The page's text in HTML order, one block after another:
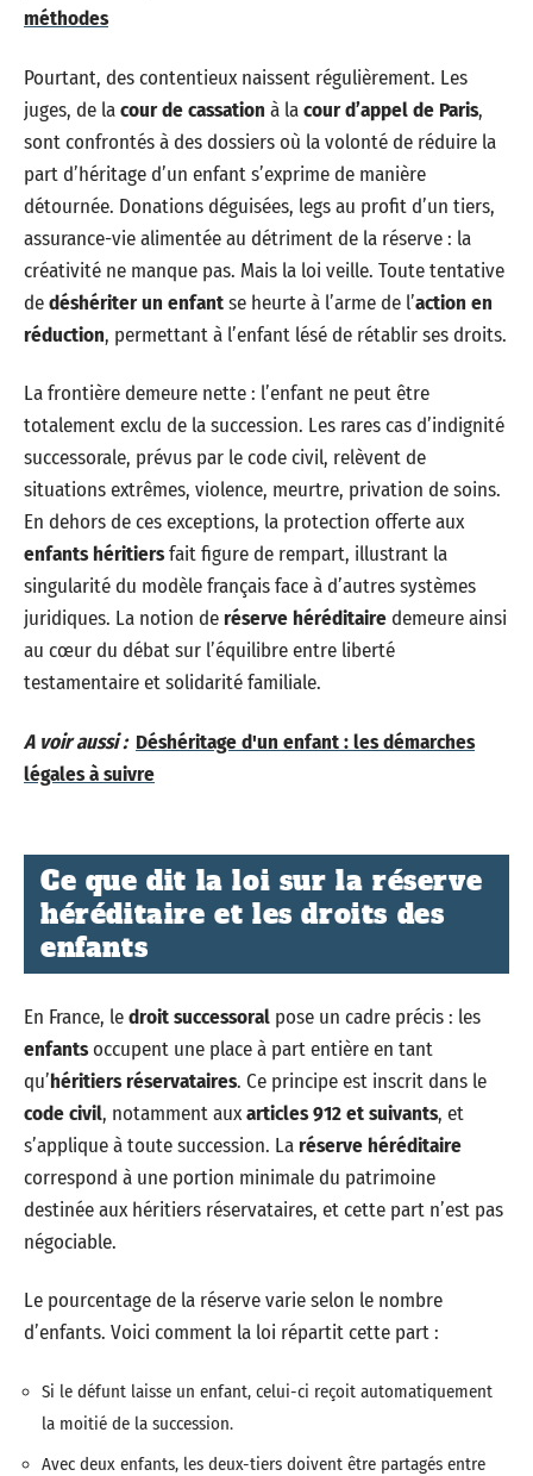
méthodes
Pourtant, des contentieux naissent régulièrement. Les
juges, de lacour de cassation à lacour d’appel de Paris,
sont confrontés à des dossiers où la volonté de réduire la
part d’héritage d’un enfant s’exprime de manière
détournée. Donations déguisées, legs au profit d’un tiers,
assurance-vie alimentée au détriment de la réserve : la
créativité ne manque pas. Mais la loi veille. Toute tentative
dedéshériter un enfantse heurte à l’arme de l’action en
réduction, permettant à l’enfant lésé de rétablir ses droits.
La frontière demeure nette : l’enfant ne peut être
totalement exclu de la succession. Les rares cas d’indignité
successorale, prévus par le code civil, relèvent de
situations extrêmes, violence, meurtre, privation de soins.
En dehors de ces exceptions, la protection offerte aux
enfants héritiersfait figure de rempart, illustrant la
singularité du modèle français face à d’autres systèmes
juridiques. La notion deréserve héréditairedemeure ainsi
au cœur du débat sur l’équilibre entre liberté
testamentaire et solidarité familiale.
A voir aussi : Déshéritage d'un enfant : les démarches
légales à suivre
Ce que dit la loi sur la réserve
héréditaire et les droits des
enfants
En France, ledroit successoral pose un cadre précis : les
enfantsoccupent une place à part entière en tant
qu’héritiers réservataires. Ce principe est inscrit dans le
code civil, notamment auxarticles 912 et suivants, et
s’applique à toute succession. Laréserve héréditaire
correspond à une portion minimale du patrimoine
destinée aux héritiers réservataires, et cette part n’est pas
négociable.
Le pourcentage de la réserve varie selon le nombre
d’enfants. Voici comment la loi répartit cette part :
Si le défunt laisse un enfant, celui-ci reçoit automatiquement
la moitié de la succession.
Avec deux enfants, les deux-tiers doivent être partagés entre